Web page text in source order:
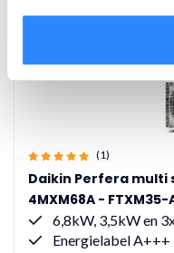
(1)
Daikin Perfera multi
4MXM68A - FTXM35-
6,8kW, 3,5kW en
Energielabel A+++